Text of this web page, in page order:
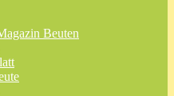
Beuten